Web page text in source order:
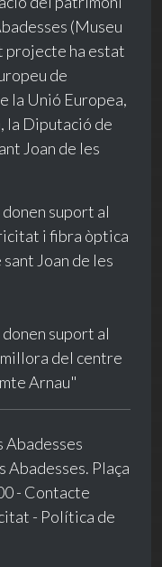
Abadesses
Abadesses. Plaça
- Contacte
- Política de